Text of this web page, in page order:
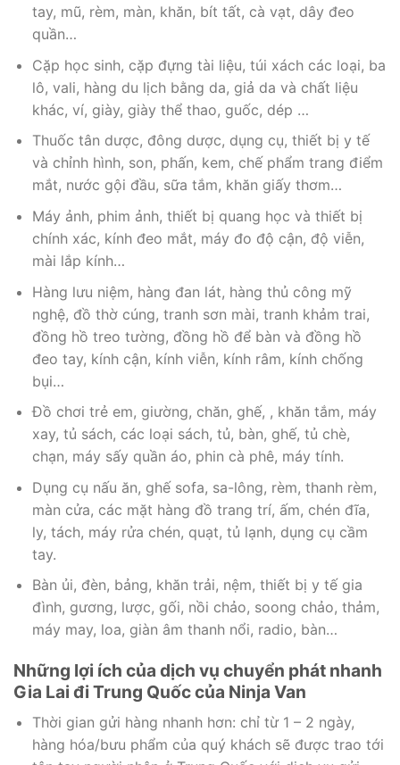
tay, mũ, rèm, màn, khăn, bít tất, cà vạt, dây đeo
quần…
Cặp học sinh, cặp đựng tài liệu, túi xách các loại, ba
lô, vali, hàng du lịch bằng da, giả da và chất liệu
khác, ví, giày, giày thể thao, guốc, dép …
Thuốc tân dược, đông dược, dụng cụ, thiết bị y tế
và chỉnh hình, son, phấn, kem, chế phẩm trang điểm
mắt, nước gội đầu, sữa tắm, khăn giấy thơm…
Máy ảnh, phim ảnh, thiết bị quang học và thiết bị
chính xác, kính đeo mắt, máy đo độ cận, độ viễn,
mài lắp kính…
Hàng lưu niệm, hàng đan lát, hàng thủ công mỹ
nghệ, đồ thờ cúng, tranh sơn mài, tranh khảm trai,
đồng hồ treo tường, đồng hồ để bàn và đồng hồ
đeo tay, kính cận, kính viễn, kính râm, kính chống
bụi…
Đồ chơi trẻ em, giường, chăn, ghế, , khăn tắm, máy
xay, tủ sách, các loại sách, tủ, bàn, ghế, tủ chè,
chạn, máy sấy quần áo, phin cà phê, máy tính.
Dụng cụ nấu ăn, ghế sofa, sa-lông, rèm, thanh rèm,
màn cửa, các mặt hàng đồ trang trí, ấm, chén đĩa,
ly, tách, máy rửa chén, quạt, tủ lạnh, dụng cụ cầm
tay.
Bàn ủi, đèn, bảng, khăn trải, nệm, thiết bị y tế gia
đình, gương, lược, gối, nồi chảo, soong chảo, thảm,
máy may, loa, giàn âm thanh nổi, radio, bàn…
Những lợi ích của dịch vụ chuyển phát nhanh
Gia Lai đi Trung Quốc của Ninja Van
Thời gian gửi hàng nhanh hơn: chỉ từ 1 – 2 ngày,
hàng hóa/bưu phẩm của quý khách sẽ được trao tới